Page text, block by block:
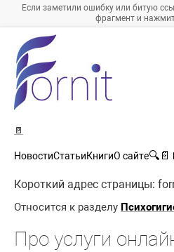
Если заметили ошибку или битую
фрагмент и
🚪
НовостиСтатьиКнигиО сайте🔍 📄
Короткий адрес страницы:
Относится к разделу
Про услуги